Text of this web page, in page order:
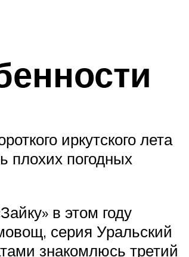
иркутского лета
плохих погодных
в этом году
серия Уральский
знакомлюсь третий